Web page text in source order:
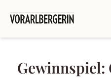
Gewinnspiel: